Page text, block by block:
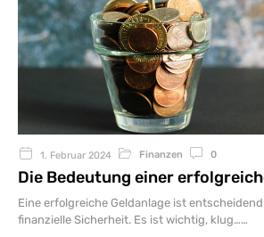
1. Februar 2024 Finanzen 0
Die Bedeutung einer
Eine erfolgreiche Geldanlage ist
finanzielle Sicherheit. Es ist wichtig, klug…